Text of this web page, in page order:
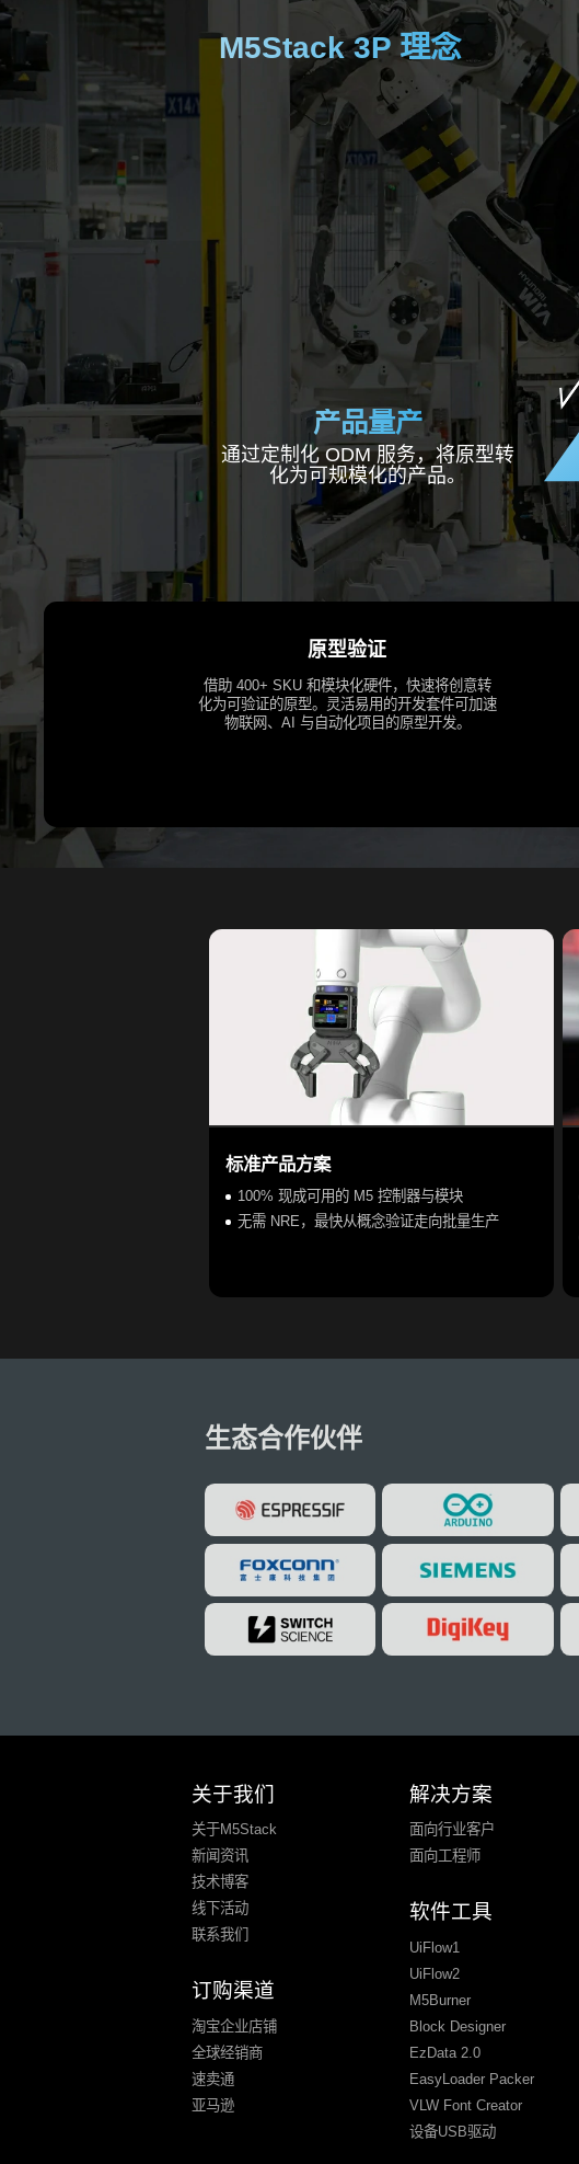
M5Stack 3P 理念
产品量产
通过定制化 ODM 服务，将原型转
化为可规模化的产品。
原型验证
借助 400+ SKU 和模块化硬件，快速将创意转
化为可验证的原型。灵活易用的开发套件可加速
物联网、AI 与自动化项目的原型开发。
标准产品方案
100% 现成可用的 M5 控制器与模块
无需 NRE，最快从概念验证走向批量生产
生态合作伙伴
关于我们
关于M5Stack
新闻资讯
技术博客
线下活动
联系我们
订购渠道
淘宝企业店铺
全球经销商
速卖通
亚马逊
解决方案
面向行业客户
面向工程师
软件工具
UiFlow1
UiFlow2
M5Burner
Block Designer
EzData 2.0
EasyLoader Packer
VLW Font Creator
设备USB驱动